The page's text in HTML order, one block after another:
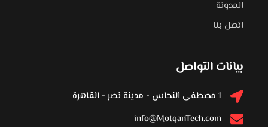
المدونة
اتصل بنا
بيانات التواصل
1 مصطفى النحاس - مدينة نصر - القاهرة
info@MotqanTech.com